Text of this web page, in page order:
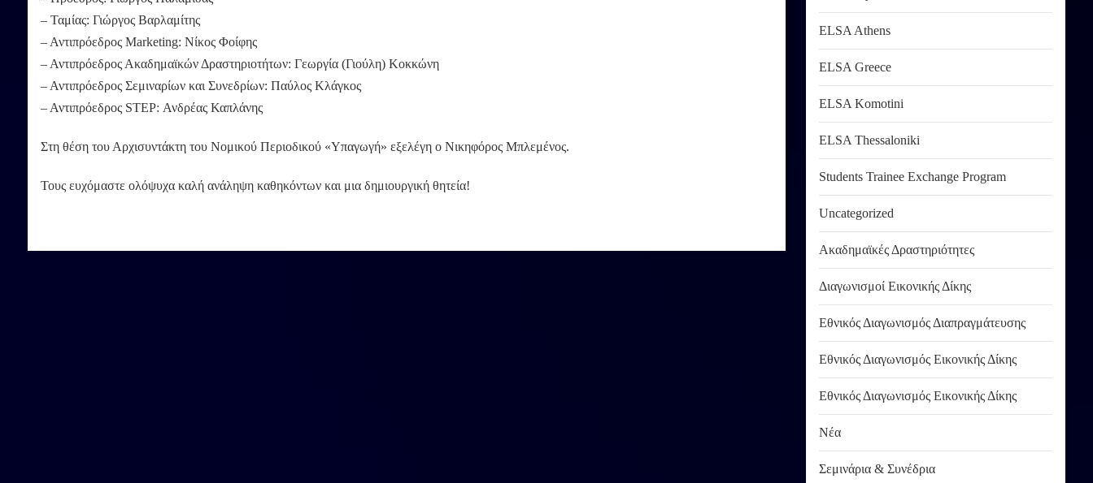
– Ταμίας: Γιώργος Βαρλαμίτης
– Αντιπρόεδρος Marketing: Νίκος Φοίφης
– Αντιπρόεδρος Ακαδημαϊκών Δραστηριοτήτων: Γεωργία (Γιούλη) Κοκκώνη
– Αντιπρόεδρος Σεμιναρίων και Συνεδρίων: Παύλος Κλάγκος
– Αντιπρόεδρος STEP: Ανδρέας Καπλάνης
Στη θέση του Αρχισυντάκτη του Νομικού Περιοδικού «Υπαγωγή» εξελέγη ο Νικηφόρος Μπλεμένος.
Τους ευχόμαστε ολόψυχα καλή ανάληψη καθηκόντων και μια δημιουργική θητεία!
ELSA Athens
ELSA Greece
ELSA Komotini
ELSA Thessaloniki
Students Trainee Exchange Program
Uncategorized
Ακαδημαϊκές Δραστηριότητες
Διαγωνισμοί Εικονικής Δίκης
Εθνικός Διαγωνισμός Διαπραγμάτευσης
Εθνικός Διαγωνισμός Εικονικής Δίκης
Εθνικός Διαγωνισμός Εικονικής Δίκης
Νέα
Σεμινάρια & Συνέδρια